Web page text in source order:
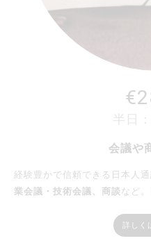
半日
会議や
経験豊かで信頼できる日本人通
業会議・技術会議、商談など。
詳しく